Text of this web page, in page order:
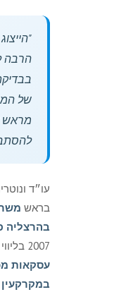
הרבה
של
מראש
עו״ד
בראש
בהרצליה
2007 בליווי
עסקאות
במקרקעין